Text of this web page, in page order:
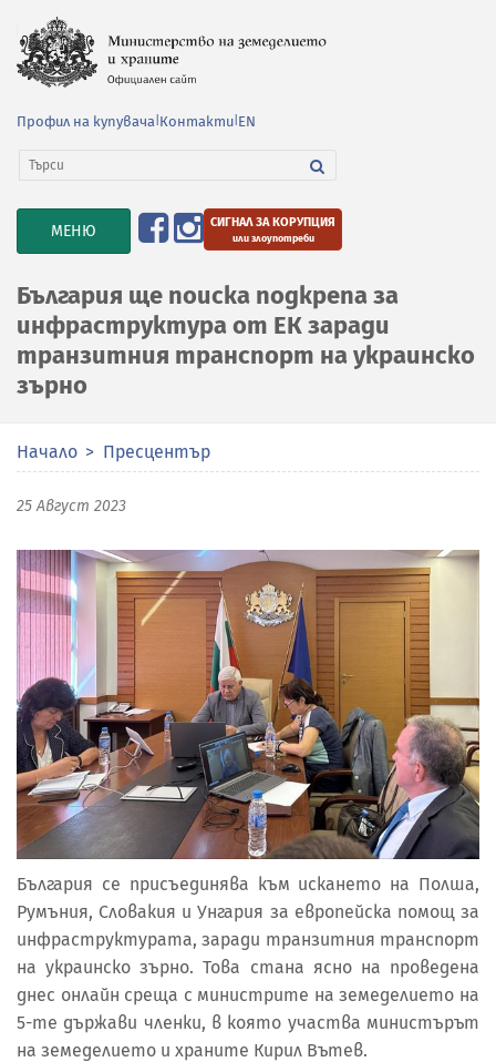
Профил на купувача Контакти EN
TOGGLE
NAVIGATION
МЕНЮ СИГНАЛ ЗА КОРУПЦИЯ
или злоупотреби
България ще поиска подкрепа за
инфраструктура от ЕК заради
транзитния транспорт на украинско
зърно
Начало Пресцентър
25 Август 2023
България се присъединява към искането на Полша,
Румъния, Словакия и Унгария за европейска помощ за
инфраструктурата, заради транзитния транспорт
на украинско зърно. Това стана ясно на проведена
днес онлайн среща с министрите на земеделието на
5-те държави членки, в която участва министърът
на земеделието и храните Кирил Вътев.